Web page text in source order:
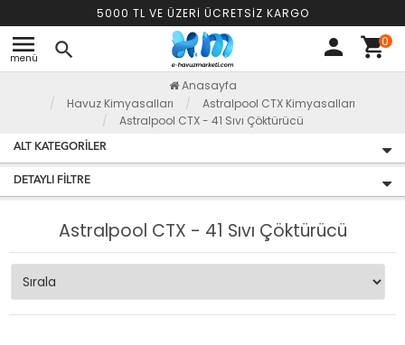
5000 TL VE ÜZERİ ÜCRETSİZ KARGO
menu
menü search person shopping_cart0
Anasayfa
Havuz Kimyasalları
Astralpool CTX Kimyasalları
Astralpool CTX - 41 Sıvı Çöktürücü
ALT KATEGORILER
DETAYLI FILTRE
Astralpool CTX - 41 Sıvı Çöktürücü